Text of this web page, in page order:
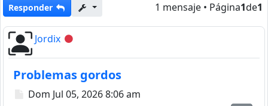
Responder 1 mensaje • Página1de1
Jordix Desconectado
Problemas gordos
Mensaje
Dom Jul 05, 2026 8:06 am